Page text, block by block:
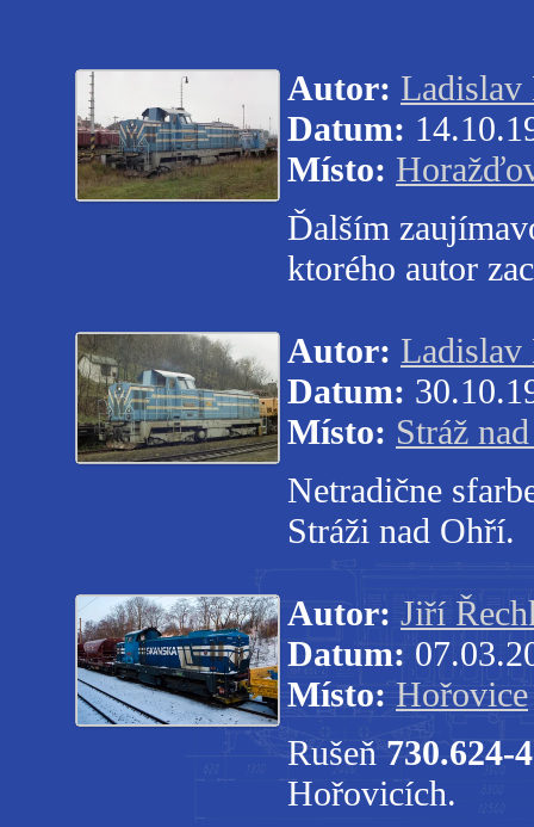
Autor:
Datum:
Místo:
Ďalším
ktorého autor
Autor:
Datum:
Místo: Stráž
Netradične
Stráži nad Ohří.
Autor: Jiří
Datum:
Místo: Hořovice
Rušeň 730.624-4
Hořovicích.